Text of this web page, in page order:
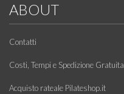
ABOUT
Contatti
Costi, Tempi e Spedizione Gratuita
Acquisto rateale Pilateshop.it